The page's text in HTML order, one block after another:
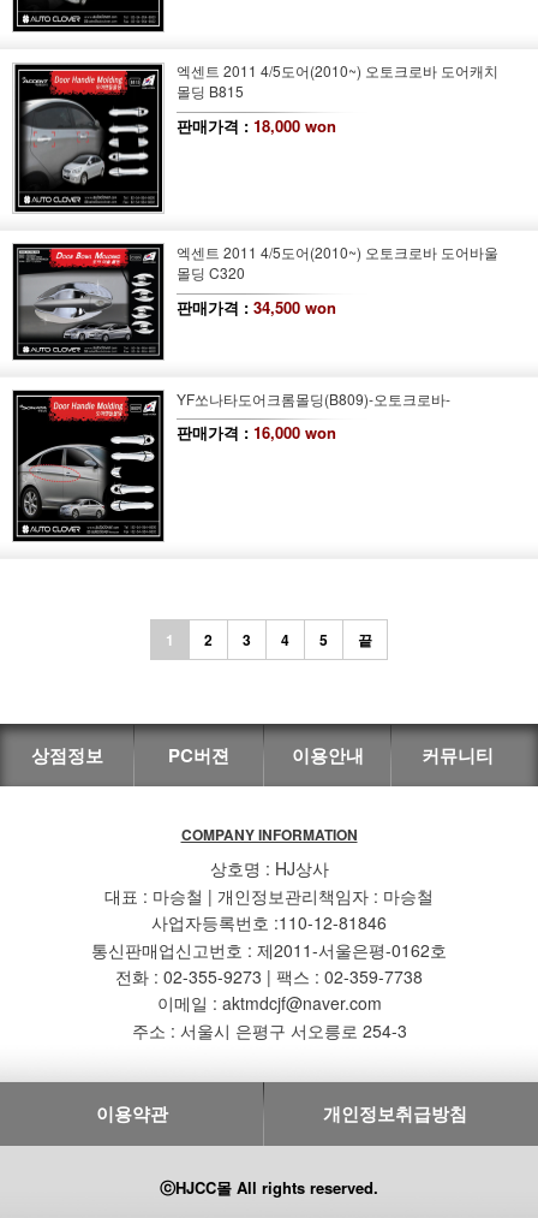
엑센트 2011 4/5도어(2010~) 오토크로바 도어캐치
몰딩 B815
판매가격 : 18,000 won
엑센트 2011 4/5도어(2010~) 오토크로바 도어바울
몰딩 C320
판매가격 : 34,500 won
YF쏘나타도어크롬몰딩(B809)-오토크로바-
판매가격 : 16,000 won
1 2 3 4 5 끝
상점정보 PC버젼 이용안내 커뮤니티
COMPANY INFORMATION
상호명 : HJ상사
대표 : 마승철 | 개인정보관리책임자 : 마승철
사업자등록번호 :110-12-81846
통신판매업신고번호 : 제2011-서울은평-0162호
전화 : 02-355-9273 | 팩스 : 02-359-7738
이메일 : aktmdcjf@naver.com
주소 : 서울시 은평구 서오릉로 254-3
이용약관 개인정보취급방침
ⓒHJCC몰 All rights reserved.